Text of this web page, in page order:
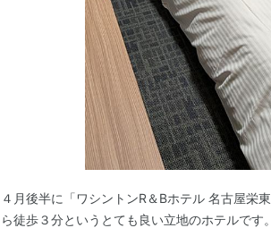
４月後半に「ワシントンR＆Bホテル 名古屋栄
ら徒歩３分というとても良い立地のホテルで